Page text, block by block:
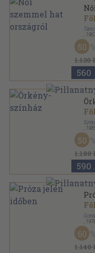
1.130
50
560
1.180
50
590
1.140
60